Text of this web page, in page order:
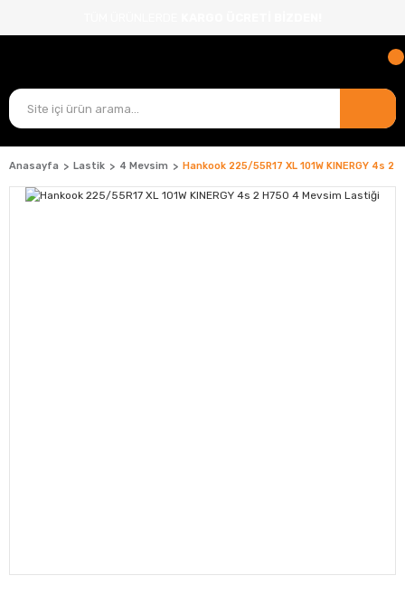
Anasayfa Lastik 4 Mevsim Hankook 225/55R17 XL 101W KINERGY 4s